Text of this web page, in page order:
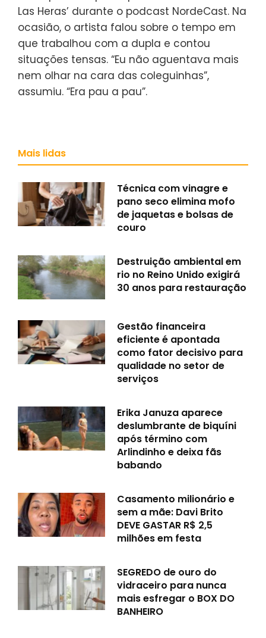
Las Heras’ durante o podcast NordeCast. Na
ocasião, o artista falou sobre o tempo em
que trabalhou com a dupla e contou
situações tensas. “Eu não aguentava mais
nem olhar na cara das coleguinhas”,
assumiu. “Era pau a pau”.
Mais lidas
Técnica com vinagre e
pano seco elimina mofo
de jaquetas e bolsas de
couro
Destruição ambiental em
rio no Reino Unido exigirá
30 anos para restauração
Gestão financeira
eficiente é apontada
como fator decisivo para
qualidade no setor de
serviços
Erika Januza aparece
deslumbrante de biquíni
após término com
Arlindinho e deixa fãs
babando
Casamento milionário e
sem a mãe: Davi Brito
DEVE GASTAR R$ 2,5
milhões em festa
SEGREDO de ouro do
vidraceiro para nunca
mais esfregar o BOX DO
BANHEIRO